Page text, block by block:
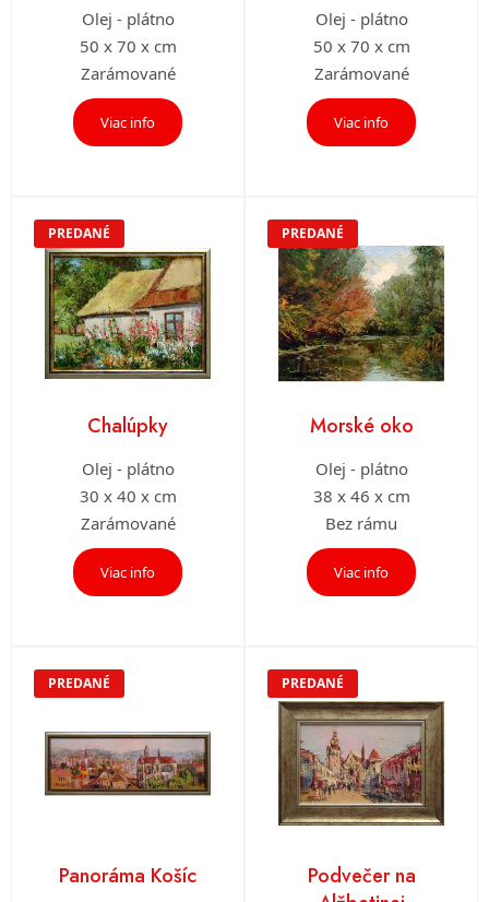
Olej - plátno
50 x 70 x cm
Zarámované
Viac info
Olej - plátno
50 x 70 x cm
Zarámované
Viac info
PREDANÉ
Chalúpky
Olej - plátno
30 x 40 x cm
Zarámované
Viac info
PREDANÉ
Morské oko
Olej - plátno
38 x 46 x cm
Bez rámu
Viac info
PREDANÉ
Panoráma Košíc
PREDANÉ
Podvečer na